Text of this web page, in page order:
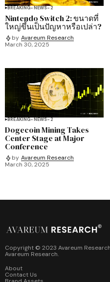
BREAKING-NEWS-2
Nintendo Switch 2: ขนาดที่
ใหญ่ขึ้นเป็นปัญหาหรือเปล่า?
by Avareum Research
March 30, 2025
BREAKING-NEWS-2
Dogecoin Mining Takes
Center Stage at Major
Conference
by Avareum Research
March 30, 2025
Copyright © 2023 Avareum
Avareum Research.
About
Contact Us